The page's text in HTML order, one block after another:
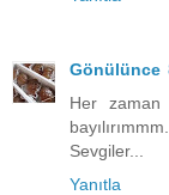
Gönülünce
Her zaman
Sevgiler...
Yanıtla